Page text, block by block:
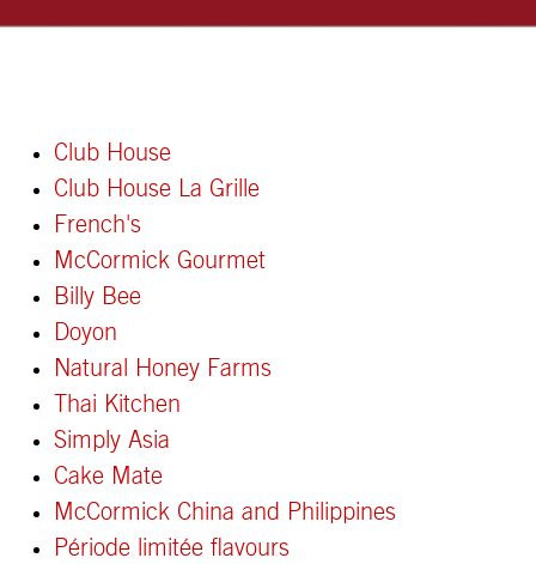
Club House
Club House La Grille
French's
McCormick Gourmet
Billy Bee
Doyon
Natural Honey Farms
Thai Kitchen
Simply Asia
Cake Mate
McCormick China and Philippines
Période limitée flavours